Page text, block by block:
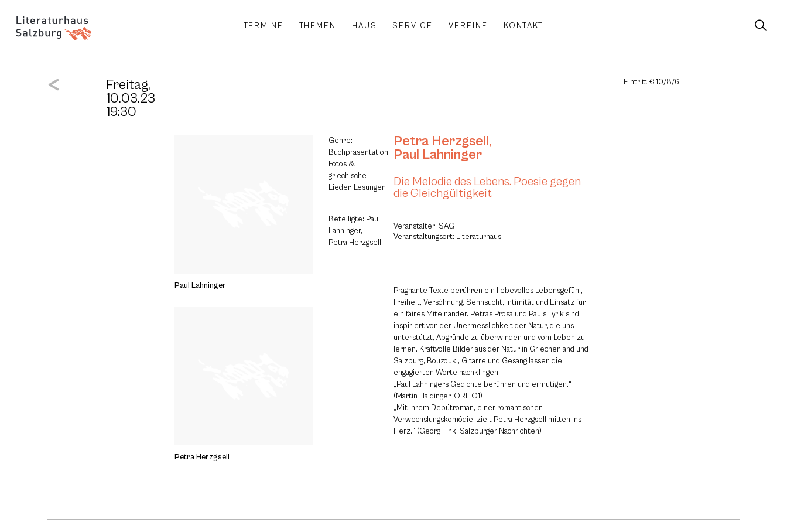
TERMINE THEMEN HAUS SERVICE VEREINE KONTAKT
Freitag,
10.03.23
19:30
Eintritt € 10/8/6
Paul Lahninger
Petra Herzgsell
Genre:
Buchpräsentation,
Fotos &
griechische
Lieder, Lesungen
Beteiligte: Paul
Lahninger,
Petra Herzgsell
Petra Herzgsell,
Paul Lahninger
Die Melodie des Lebens. Poesie gegen
die Gleichgültigkeit
Veranstalter: SAG
Veranstaltungsort: Literaturhaus
Prägnante Texte berühren ein liebevolles Lebensgefühl,
Freiheit, Versöhnung, Sehnsucht, Intimität und Einsatz für
ein faires Miteinander. Petras Prosa und Pauls Lyrik sind
inspiriert von der Unermesslichkeit der Natur, die uns
unterstützt, Abgründe zu überwinden und vom Leben zu
lernen. Kraftvolle Bilder aus der Natur in Griechenland und
Salzburg, Bouzouki, Gitarre und Gesang lassen die
engagierten Worte nachklingen.
„Paul Lahningers Gedichte berühren und ermutigen.“
(Martin Haidinger, ORF Ö1)
„Mit ihrem Debütroman, einer romantischen
Verwechslungskomödie, zielt Petra Herzgsell mitten ins
Herz.“ (Georg Fink, Salzburger Nachrichten)